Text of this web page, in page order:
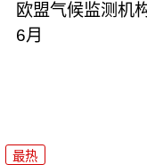
欧盟气候监测机
6月
最热